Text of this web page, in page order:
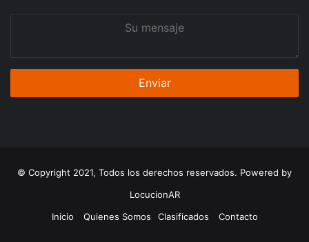
© Copyright 2021, Todos los derechos reservados. Powered by
LocucionAR
Inicio
Quienes Somos Clasificados Contacto